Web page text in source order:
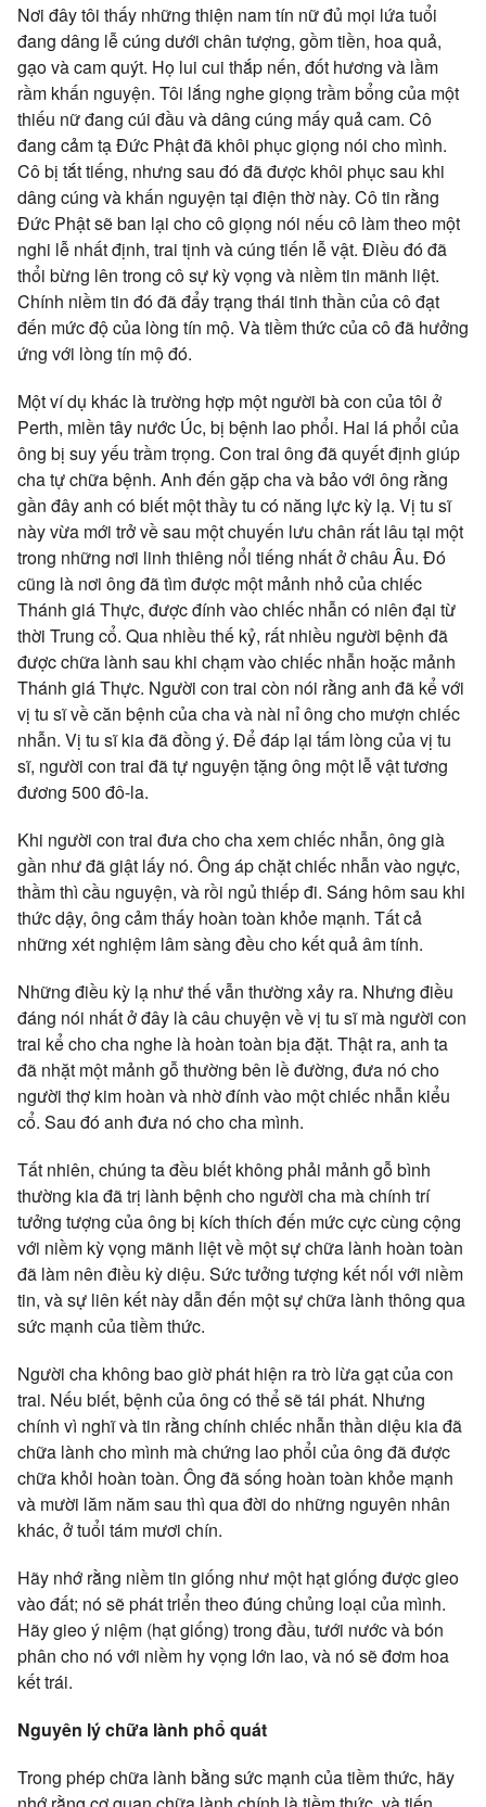
Nơi đây tôi thấy những thiện nam tín nữ đủ mọi lứa tuổi
đang dâng lễ cúng dưới chân tượng, gồm tiền, hoa quả,
gạo và cam quýt. Họ lui cui thắp nến, đốt hương và lầm
rầm khấn nguyện. Tôi lắng nghe giọng trầm bổng của một
thiếu nữ đang cúi đầu và dâng cúng mấy quả cam. Cô
đang cảm tạ Đức Phật đã khôi phục giọng nói cho mình.
Cô bị tắt tiếng, nhưng sau đó đã được khôi phục sau khi
dâng cúng và khấn nguyện tại điện thờ này. Cô tin rằng
Đức Phật sẽ ban lại cho cô giọng nói nếu cô làm theo một
nghi lễ nhất định, trai tịnh và cúng tiến lễ vật. Điều đó đã
thổi bừng lên trong cô sự kỳ vọng và niềm tin mãnh liệt.
Chính niềm tin đó đã đẩy trạng thái tinh thần của cô đạt
đến mức độ của lòng tín mộ. Và tiềm thức của cô đã hưởng
ứng với lòng tín mộ đó.
Một ví dụ khác là trường hợp một người bà con của tôi ở
Perth, miền tây nước Úc, bị bệnh lao phổi. Hai lá phổi của
ông bị suy yếu trầm trọng. Con trai ông đã quyết định giúp
cha tự chữa bệnh. Anh đến gặp cha và bảo với ông rằng
gần đây anh có biết một thầy tu có năng lực kỳ lạ. Vị tu sĩ
này vừa mới trở về sau một chuyến lưu chân rất lâu tại một
trong những nơi linh thiêng nổi tiếng nhất ở châu Âu. Đó
cũng là nơi ông đã tìm được một mảnh nhỏ của chiếc
Thánh giá Thực, được đính vào chiếc nhẫn có niên đại từ
thời Trung cổ. Qua nhiều thế kỷ, rất nhiều người bệnh đã
được chữa lành sau khi chạm vào chiếc nhẫn hoặc mảnh
Thánh giá Thực. Người con trai còn nói rằng anh đã kể với
vị tu sĩ về căn bệnh của cha và nài nỉ ông cho mượn chiếc
nhẫn. Vị tu sĩ kia đã đồng ý. Để đáp lại tấm lòng của vị tu
sĩ, người con trai đã tự nguyện tặng ông một lễ vật tương
đương 500 đô-la.
Khi người con trai đưa cho cha xem chiếc nhẫn, ông già
gần như đã giật lấy nó. Ông áp chặt chiếc nhẫn vào ngực,
thầm thì cầu nguyện, và rồi ngủ thiếp đi. Sáng hôm sau khi
thức dậy, ông cảm thấy hoàn toàn khỏe mạnh. Tất cả
những xét nghiệm lâm sàng đều cho kết quả âm tính.
Những điều kỳ lạ như thế vẫn thường xảy ra. Nhưng điều
đáng nói nhất ở đây là câu chuyện về vị tu sĩ mà người con
trai kể cho cha nghe là hoàn toàn bịa đặt. Thật ra, anh ta
đã nhặt một mảnh gỗ thường bên lề đường, đưa nó cho
người thợ kim hoàn và nhờ đính vào một chiếc nhẫn kiểu
cổ. Sau đó anh đưa nó cho cha mình.
Tất nhiên, chúng ta đều biết không phải mảnh gỗ bình
thường kia đã trị lành bệnh cho người cha mà chính trí
tưởng tượng của ông bị kích thích đến mức cực cùng cộng
với niềm kỳ vọng mãnh liệt về một sự chữa lành hoàn toàn
đã làm nên điều kỳ diệu. Sức tưởng tượng kết nối với niềm
tin, và sự liên kết này dẫn đến một sự chữa lành thông qua
sức mạnh của tiềm thức.
Người cha không bao giờ phát hiện ra trò lừa gạt của con
trai. Nếu biết, bệnh của ông có thể sẽ tái phát. Nhưng
chính vì nghĩ và tin rằng chính chiếc nhẫn thần diệu kia đã
chữa lành cho mình mà chứng lao phổi của ông đã được
chữa khỏi hoàn toàn. Ông đã sống hoàn toàn khỏe mạnh
và mười lăm năm sau thì qua đời do những nguyên nhân
khác, ở tuổi tám mươi chín.
Hãy nhớ rằng niềm tin giống như một hạt giống được gieo
vào đất; nó sẽ phát triển theo đúng chủng loại của mình.
Hãy gieo ý niệm (hạt giống) trong đầu, tưới nước và bón
phân cho nó với niềm hy vọng lớn lao, và nó sẽ đơm hoa
kết trái.
Nguyên lý chữa lành phổ quát
Trong phép chữa lành bằng sức mạnh của tiềm thức, hãy